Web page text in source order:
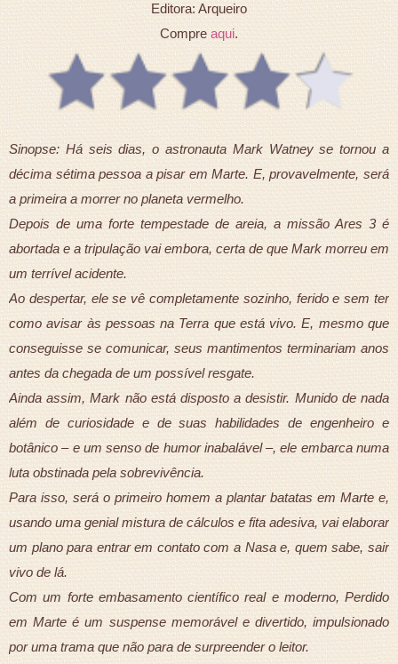
Editora: Arqueiro
Compreaqui.
Sinopse: Há seis dias, o astronauta Mark Watney se tornou a
décima sétima pessoa a pisar em Marte. E, provavelmente, será
a primeira a morrer no planeta vermelho.
Depois de uma forte tempestade de areia, a missão Ares 3 é
abortada e a tripulação vai embora, certa de que Mark morreu em
um terrível acidente.
Ao despertar, ele se vê completamente sozinho, ferido e sem ter
como avisar às pessoas na Terra que está vivo. E, mesmo que
conseguisse se comunicar, seus mantimentos terminariam anos
antes da chegada de um possível resgate.
Ainda assim, Mark não está disposto a desistir. Munido de nada
além de curiosidade e de suas habilidades de engenheiro e
botânico – e um senso de humor inabalável –, ele embarca numa
luta obstinada pela sobrevivência.
Para isso, será o primeiro homem a plantar batatas em Marte e,
usando uma genial mistura de cálculos e fita adesiva, vai elaborar
um plano para entrar em contato com a Nasa e, quem sabe, sair
vivo de lá.
Com um forte embasamento científico real e moderno, Perdido
em Marte é um suspense memorável e divertido, impulsionado
por uma trama que não para de surpreender o leitor.